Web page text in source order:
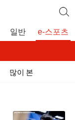
일반 e-스포츠
많이 본